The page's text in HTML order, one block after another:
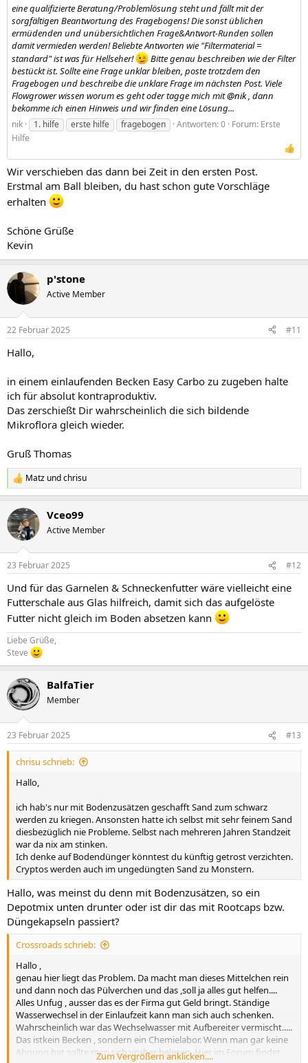
eine qualifizierte Beratung/Problemlösung steht und fällt mit der
sorgfältigen Beantwortung des Fragebogens! Die sonst üblichen
ermüdenden und unübersichtlichen Frage&Antwort-Runden sollen
damit vermieden werden! Beliebte Antworten wie "Filtermaterial =
standard" ist was für Hellseher!
Bitte genau beschreiben wie der Filter
bestückt ist. Sollte eine Frage unklar bleiben, poste trotzdem den
Fragebogen und beschreibe die unklare Frage im nächsten Post. Viele
Flowgrower wissen worum es geht oder tagge mich mit@nik, dann
bekomme ich einen Hinweis und wir finden eine Lösung...
nik 1. hilfe erste hilfe fragebogen Antworten: 0 Forum: Erste
Hilfe
Wir verschieben das dann bei Zeit in den ersten Post.
Erstmal am Ball bleiben, du hast schon gute Vorschläge
erhalten
Schöne Grüße
Kevin
p'stone
Active Member
22 Februar 2025 #11
Hallo,
in einem einlaufenden Becken Easy Carbo zu zugeben halte
ich für absolut kontraproduktiv.
Das zerschießt Dir wahrscheinlich die sich bildende
Mikroflora gleich wieder.
Gruß Thomas
R
e
k
t
i
e
:
Matz undchrisu
Vceo99
Active Member
23 Februar 2025 #12
Und für das Garnelen & Schneckenfutter wäre vielleicht eine
Futterschale aus Glas hilfreich, damit sich das aufgelöste
Futter nicht gleich im Boden absetzen kann
Liebe Grüße,
Steve
BalfaTier
Member
23 Februar 2025 #13
chrisu schrieb:
Hallo,
ich hab's nur mit Bodenzusätzen geschafft Sand zum schwarz
werden zu kriegen. Ansonsten hatte ich selbst mit sehr feinem Sand
diesbezüglich nie Probleme. Selbst nach mehreren Jahren Standzeit
war da nix am stinken.
Ich denke auf Bodendünger könntest du künftig getrost verzichten.
Cryptos werden auch im ungedüngten Sand zu Monstern.
Hallo, was meinst du denn mit Bodenzusätzen, so ein
Depotmix unten drunter oder ist dir das mit Rootcaps bzw.
Düngekapseln passiert?
Crossroads schrieb:
Hallo ,
genau hier liegt das Problem. Da macht man dieses Mittelchen rein
und dann noch das Pülverchen und das ,soll ja alles gut helfen....
Alles Unfug , ausser das es der Firma gut Geld bringt. Ständige
Wasserwechsel in der Einlaufzeit kann man sich auch schenken.
Wahrscheinlich war das Wechselwasser mit Aufbereiter vermischt.....
Das istkein Becken , sondern ein Chemielabor. Wenn man gar keine
Ahnung hat sollte man sich vorher belesen. Hier im Forum findet
Zum Vergrößern anklicken....